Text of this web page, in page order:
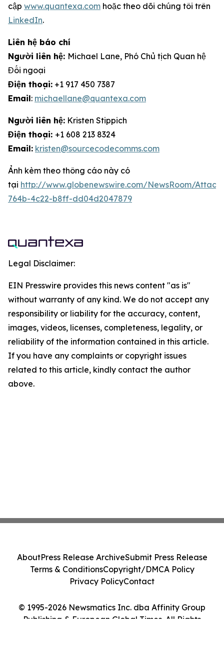
cập www.quantexa.com hoặc theo dõi chúng tôi trên
LinkedIn.
Liên hệ báo chí
Người liên hệ: Michael Lane, Phó Chủ tịch Quan hệ
Đối ngoại
Điện thoại: +1 917 450 7387
Email: michaellane@quantexa.com
Người liên hệ: Kristen Stippich
Điện thoại: +1 608 213 8324
Email: kristen@sourcecodecomms.com
Ảnh kèm theo thông cáo này có
tại http://www.globenewswire.com/NewsRoom/
764b-4c22-b8ff-dd04d2047879
Legal Disclaimer:
EIN Presswire provides this news content "as is"
without warranty of any kind. We do not accept any
responsibility or liability for the accuracy, content,
images, videos, licenses, completeness, legality, or
reliability of the information contained in this article.
If you have any complaints or copyright issues
related to this article, kindly contact the author
above.
© 1995-2026 Newsmatics Inc. dba Affinity Group
Publishing & European Global Times. All Rights
AboutPress Release ArchiveSubmit Press Release
Terms & ConditionsCopyright/DMCA Policy
Privacy PolicyContact